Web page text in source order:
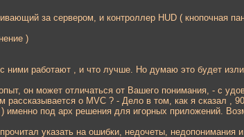
за сервером, и контроллер HUD ( кнопочная
)
ними работают , и что лучше. Но думаю это будет
он может отличаться от Вашего понимания, - с
рассказывается о MVC ? - Дело в том, как я сказал ,
именно под арх решения для игорных приложений.
указать на ошибки, недочеты, недопонимания